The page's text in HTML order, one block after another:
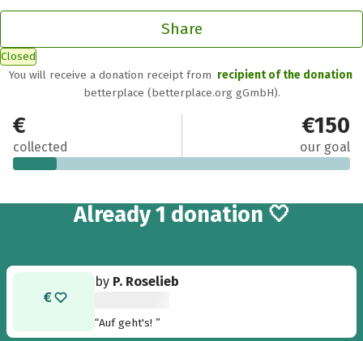
Share
Closed
You will receive a donation receipt from recipient of the donation
betterplace (betterplace.org gGmbH).
€20
collected
€150
our goal
Already 1 donation 🤍
by P. Roselieb
“Auf geht's! ”